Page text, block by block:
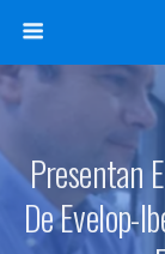
Presentan
De Evelop-